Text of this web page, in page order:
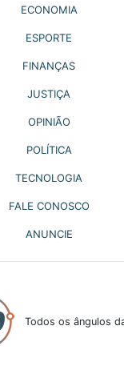
ECONOMIA
ESPORTE
FINANÇAS
JUSTIÇA
OPINIÃO
POLÍTICA
TECNOLOGIA
FALE CONOSCO
ANUNCIE
Todos os ângulos